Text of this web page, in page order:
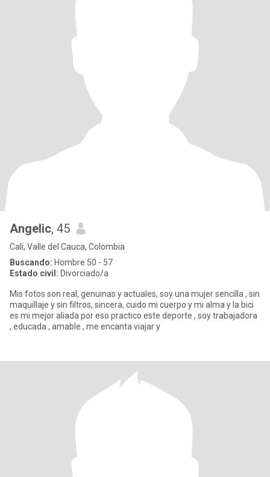
Angelic, 45
Cali, Valle del Cauca, Colombia
Buscando: Hombre 50 - 57
Estado civil: Divorciado/a
Mis fotos son real, genuinas y actuales, soy una mujer sencilla , sin
maquillaje y sin filtros, sincera, cuido mi cuerpo y mi alma y la bici
es mi mejor aliada por eso practico este deporte , soy trabajadora
, educada , amable , me encanta viajar y